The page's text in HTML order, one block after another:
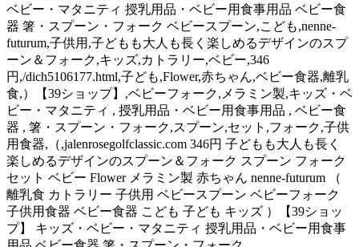
ベビー・マタニティ 授乳用品・ベビー用食事用品 ベビー食
器 箸・スプーン・フォーク ベビースプーン,こども,nenne-
futurum,子供用,子どもも大人も長く楽しめるデザインのスプ
ーン＆フォーク,キッズ,カトラリー,ベビー,346
円,/dich5106177.html,子ども,Flower,赤ちゃん,ベビー食器,離乳
食,）【39ショップ】,ベビーフォーク,メラミン製,キッズ・ベ
ビー・マタニティ , 授乳用品・ベビー用食事用品 , ベビー食
器 , 箸・スプーン・フォーク,スプーン,セット,フォーク,子供
用食器,（,jalenrosegolfclassic.com 346円 子どもも大人も長く
楽しめるデザインのスプーン＆フォーク スプーン フォーク
セット ベビー Flower メラミン製 赤ちゃん nenne-futurum （
離乳食 カトラリー 子供用 ベビースプーン ベビーフォーク
子供用食器 ベビー食器 こども 子ども キッズ ）【39ショッ
プ】 キッズ・ベビー・マタニティ 授乳用品・ベビー用食事